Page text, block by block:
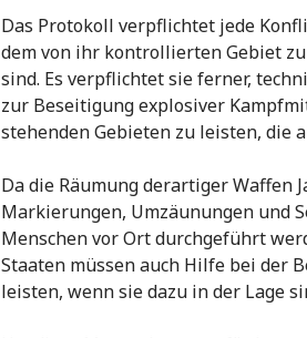
Das Protokoll verpflichtet jede
dem von ihr kontrollierten Gebiet
sind. Es verpflichtet sie ferner,
zur Beseitigung explosiver
stehenden Gebieten zu leisten, die
Da die Räumung derartiger Waffen
Markierungen, Umzäunungen und
Menschen vor Ort durchgeführt
Staaten müssen auch Hilfe bei der
leisten, wenn sie dazu in der Lage